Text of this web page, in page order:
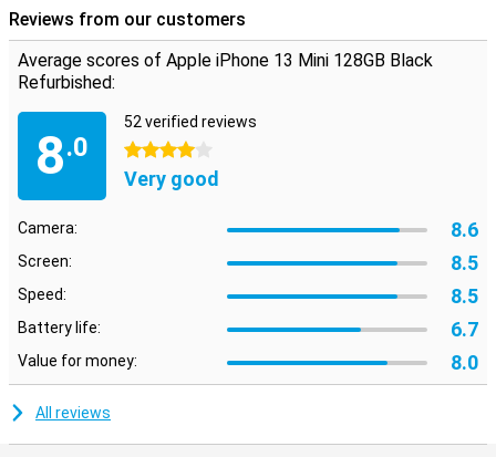
Reviews from our customers
Average scores of Apple iPhone 13 Mini 128GB Black
Refurbished:
8.0
52 verified reviews
4 stars
Very good
Camera: 8.6
Screen: 8.5
Speed: 8.5
Battery life: 6.7
Value for money: 8.0
All reviews